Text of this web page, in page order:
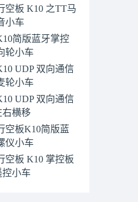
空板 K10 之TT马
小车
简版蓝牙掌控
轮小车
UDP 双向通信
轮小车
UDP 双向通信
右横移
空板K10简版蓝
仪小车
空板 K10 掌控板
控小车